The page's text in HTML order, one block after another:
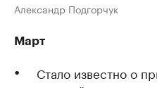
Александр Подгорчук
Март
Стало известно о